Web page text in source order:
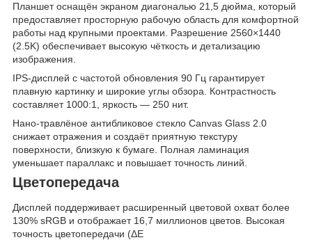
Планшет оснащён экраном диагональю 21,5 дюйма, который
предоставляет просторную рабочую область для комфортной
работы над крупными проектами. Разрешение 2560×1440
(2.5K) обеспечивает высокую чёткость и детализацию
изображения.
IPS-дисплей с частотой обновления 90 Гц гарантирует
плавную картинку и широкие углы обзора. Контрастность
составляет 1000:1, яркость — 250 нит.
Нано-травлёное антибликовое стекло Canvas Glass 2.0
снижает отражения и создаёт приятную текстуру
поверхности, близкую к бумаге. Полная ламинация
уменьшает параллакс и повышает точность линий.
Цветопередача
Дисплей поддерживает расширенный цветовой охват более
130% sRGB и отображает 16,7 миллионов цветов. Высокая
точность цветопередачи (ΔE